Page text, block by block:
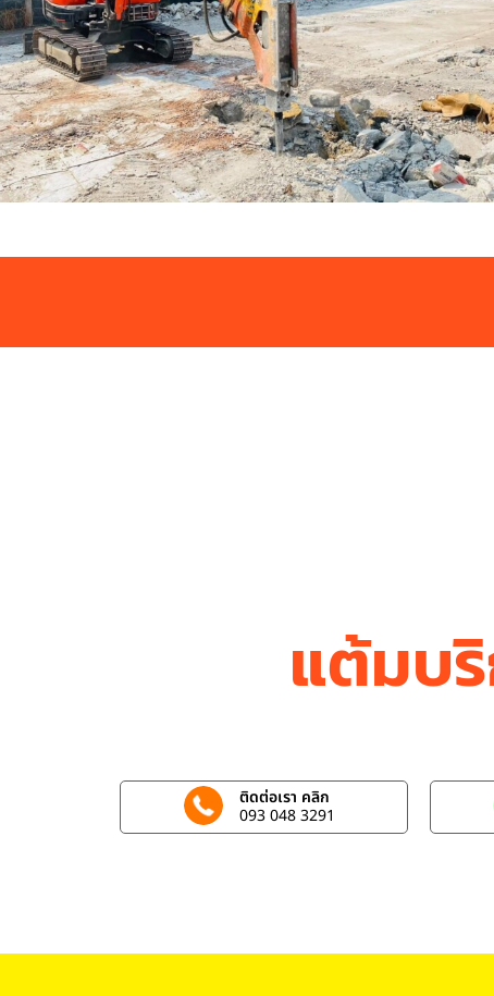
แต้มบริ
ติดต่อเรา คลิก
093 048 3291